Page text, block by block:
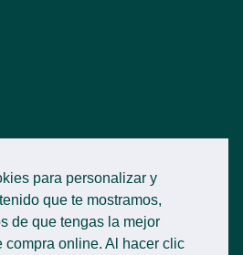
para personalizar y
que te mostramos,
de que tengas la mejor
compra online. Al hacer clic
de privacidad
de cookies